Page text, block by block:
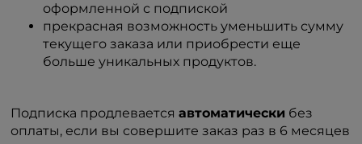
оформленной с подпиской
прекрасная возможность уменьшить сумму
текущего заказа или приобрести еще
больше уникальных продуктов.
Подписка продлеваетсяавтоматически без
оплаты, если вы совершите заказ раз в 6 месяцев